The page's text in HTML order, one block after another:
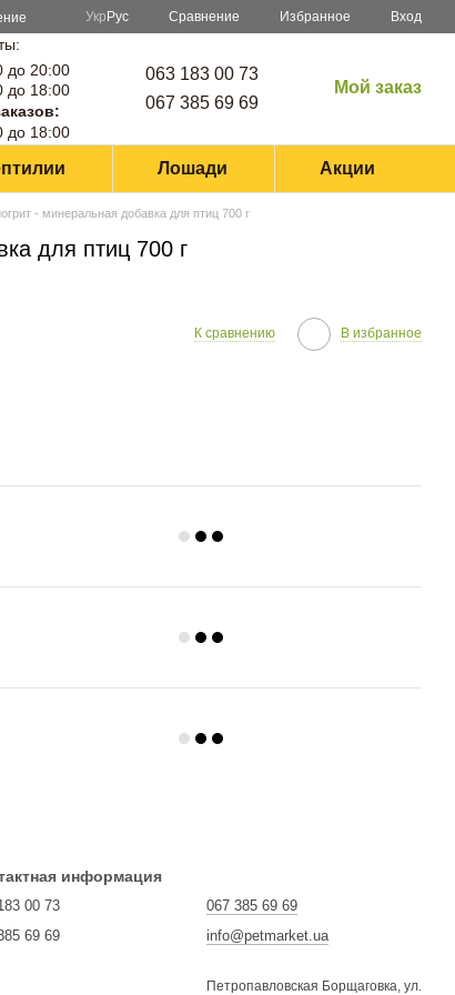
Укр Рус Сравнение Избранное Вход
до 20:00
до 18:00
до 18:00
063 183 00 73
067 385 69 69
Мой заказ
Лошади Акции
- минеральная добавка для птиц 700 г
для птиц 700 г
К сравнению В избранное
информация
00 73
69 69
067 385 69 69
info@petmarket.ua
Петропавловская Борщаговка, ул.